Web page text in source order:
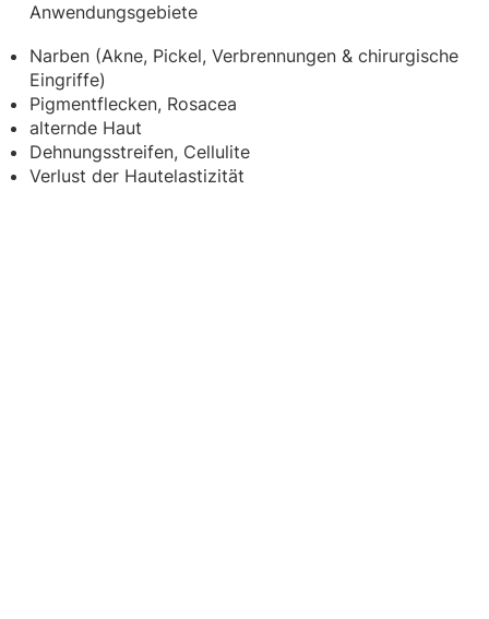
Anwendungsgebiete
Narben (Akne, Pickel, Verbrennungen & chirurgische
Eingriffe)
Pigmentflecken, Rosacea
alternde Haut
Dehnungsstreifen, Cellulite
Verlust der Hautelastizität